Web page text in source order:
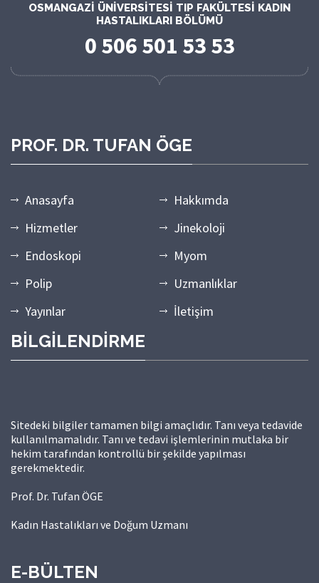
OSMANGAZI ÜNIVERSITESI TIP FAKÜLTESI KADIN
HASTALIKLARI BÖLÜMÜ
0 506 501 53 53
PROF. DR. TUFAN ÖGE
Anasayfa
Hakkımda
Hizmetler
Jinekoloji
Endoskopi
Myom
Polip
Uzmanlıklar
Yayınlar
İletişim
BİLGİLENDİRME
Sitedeki bilgiler tamamen bilgi amaçlıdır. Tanı veya tedavide
kullanılmamalıdır. Tanı ve tedavi işlemlerinin mutlaka bir
hekim tarafından kontrollü bir şekilde yapılması
gerekmektedir.
Prof. Dr. Tufan ÖGE
Kadın Hastalıkları ve Doğum Uzmanı
E-BÜLTEN